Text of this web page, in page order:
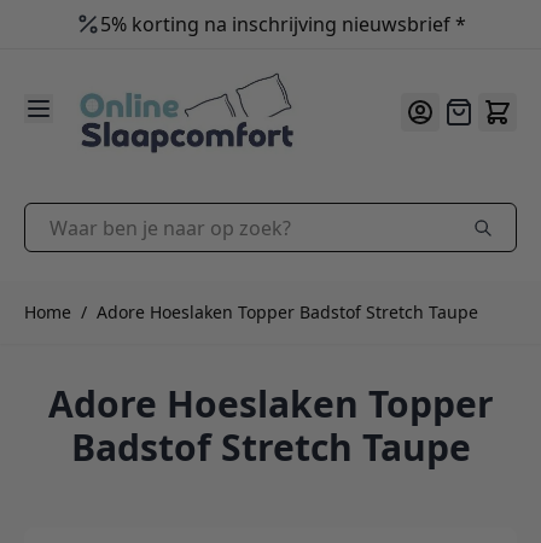
5% korting na inschrijving nieuwsbrief *
9.2 /10
Offerte
Waar ben je naar op zoek?
Home / Adore Hoeslaken Topper Badstof Stretch Taupe
Adore Hoeslaken Topper
Badstof Stretch Taupe